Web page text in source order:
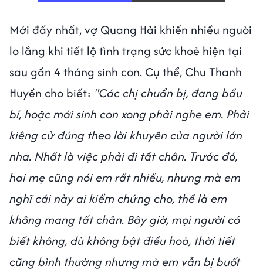
Mới đấy nhất, vợ Quang Hải khiến nhiều nguòi
lo lắng khi tiết lộ tình trạng sức khoẻ hiện tại
sau gần 4 tháng sinh con. Cụ thể, Chu Thanh
Huyền cho biết: "Các chị chuẩn bị, đang bầu
bí, hoặc mới sinh con xong phải nghe em. Phải
kiêng cử đúng theo lời khuyên của người lớn
nha. Nhất là việc phải đi tất chân. Trước đó,
hai mẹ cũng nói em rất nhiều, nhưng mà em
nghĩ cái này ai kiểm chứng cho, thế là em
không mang tất chân. Bây giờ, mọi người có
biết không, dù không bật điều hoà, thời tiết
cũng bình thường nhưng mà em vẫn bị buốt